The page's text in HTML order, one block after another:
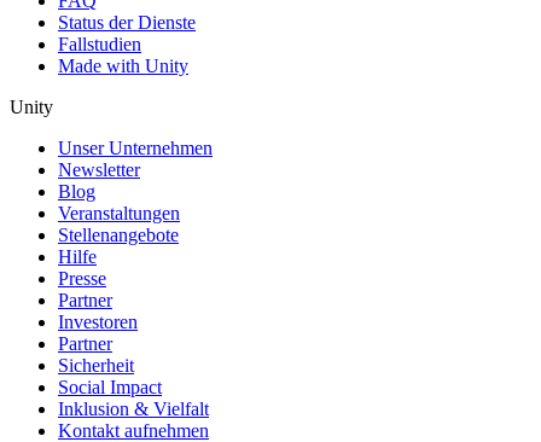
Status der Dienste
Fallstudien
Made with Unity
Unity
Unser Unternehmen
Newsletter
Blog
Veranstaltungen
Stellenangebote
Hilfe
Presse
Partner
Investoren
Partner
Sicherheit
Social Impact
Inklusion & Vielfalt
Kontakt aufnehmen